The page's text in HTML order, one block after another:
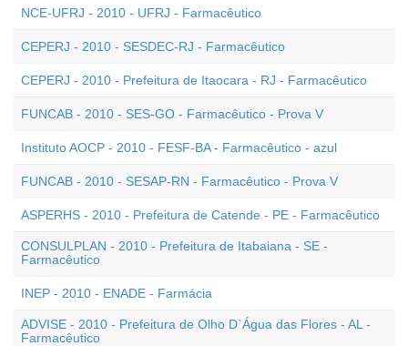
NCE-UFRJ - 2010 - UFRJ - Farmacêutico
CEPERJ - 2010 - SESDEC-RJ - Farmacêutico
CEPERJ - 2010 - Prefeitura de Itaocara - RJ - Farmacêutico
FUNCAB - 2010 - SES-GO - Farmacêutico - Prova V
Instituto AOCP - 2010 - FESF-BA - Farmacêutico - azul
FUNCAB - 2010 - SESAP-RN - Farmacêutico - Prova V
ASPERHS - 2010 - Prefeitura de Catende - PE - Farmacêutico
CONSULPLAN - 2010 - Prefeitura de Itabaiana - SE -
Farmacêutico
INEP - 2010 - ENADE - Farmácia
ADVISE - 2010 - Prefeitura de Olho D`Água das Flores - AL -
Farmacêutico